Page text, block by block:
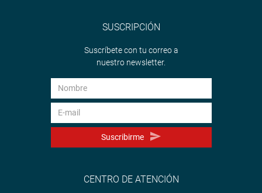
SUSCRIPCIÓN
Suscríbete con tu correo a
nuestro newsletter.
Suscribirme
CENTRO DE ATENCIÓN